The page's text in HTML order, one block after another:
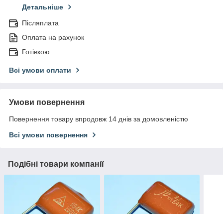
Детальніше
Післяплата
Оплата на рахунок
Готівкою
Всі умови оплати
Умови повернення
Повернення товару впродовж 14 днів за домовленістю
Всі умови повернення
Подібні товари компанії